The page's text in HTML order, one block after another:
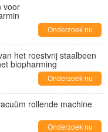
voor
Onderzoek nu
het roestvrij staalbeen
biopharming
Onderzoek nu
rollende machine
natuurlijke
Onderzoek nu